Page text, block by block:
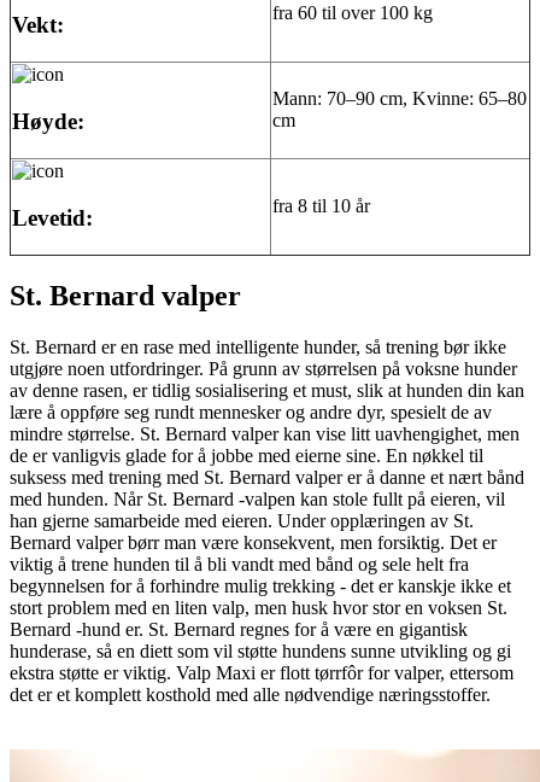
Vekt: fra 60 til over 100 kg
Høyde:
Mann: 70–90 cm, Kvinne: 65–80
cm
Levetid: fra 8 til 10 år
St. Bernard valper
St. Bernard er en rase med intelligente hunder, så trening bør ikke
utgjøre noen utfordringer. På grunn av størrelsen på voksne hunder
av denne rasen, er tidlig sosialisering et must, slik at hunden din kan
lære å oppføre seg rundt mennesker og andre dyr, spesielt de av
mindre størrelse. St. Bernard valper kan vise litt uavhengighet, men
de er vanligvis glade for å jobbe med eierne sine. En nøkkel til
suksess med trening med St. Bernard valper er å danne et nært bånd
med hunden. Når St. Bernard -valpen kan stole fullt på eieren, vil
han gjerne samarbeide med eieren. Under opplæringen av St.
Bernard valper børr man være konsekvent, men forsiktig. Det er
viktig å trene hunden til å bli vandt med bånd og sele helt fra
begynnelsen for å forhindre mulig trekking - det er kanskje ikke et
stort problem med en liten valp, men husk hvor stor en voksen St.
Bernard -hund er. St. Bernard regnes for å være en gigantisk
hunderase, så en diett som vil støtte hundens sunne utvikling og gi
ekstra støtte er viktig. Valp Maxi er flott tørrfôr for valper, ettersom
det er et komplett kosthold med alle nødvendige næringsstoffer.